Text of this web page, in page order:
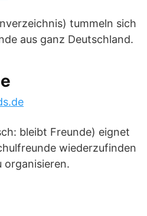
tummeln sich
aus ganz Deutschland.
bleibt Freunde) eignet
wiederzufinden
organisieren.